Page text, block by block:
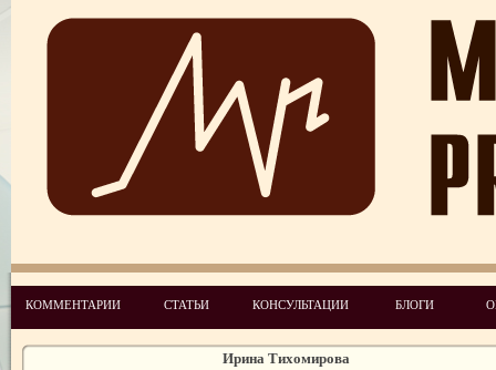
КОММЕНТАРИИ СТАТЬИ КОНСУЛЬТАЦИИ БЛОГИ
Алексей Мервинский
Ирина Тихомирова
Андреа Раффаседер